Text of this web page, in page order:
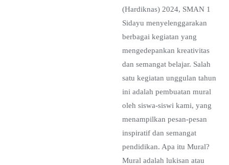
(Hardiknas) 2024, SMAN 1
Sidayu menyelenggarakan
berbagai kegiatan yang
mengedepankan kreativitas
dan semangat belajar. Salah
satu kegiatan unggulan tahun
ini adalah pembuatan mural
oleh siswa-siswi kami, yang
menampilkan pesan-pesan
inspiratif dan semangat
pendidikan. Apa itu Mural?
Mural adalah lukisan atau